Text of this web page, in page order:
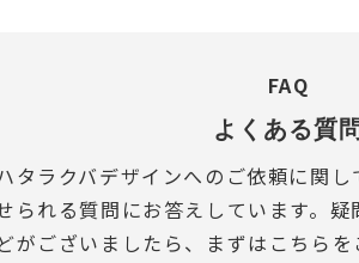
FAQ
よくある質問
タラクバデザインへのご依頼に関
られる質問にお答えしています。
どがございましたら、まずはこちらを